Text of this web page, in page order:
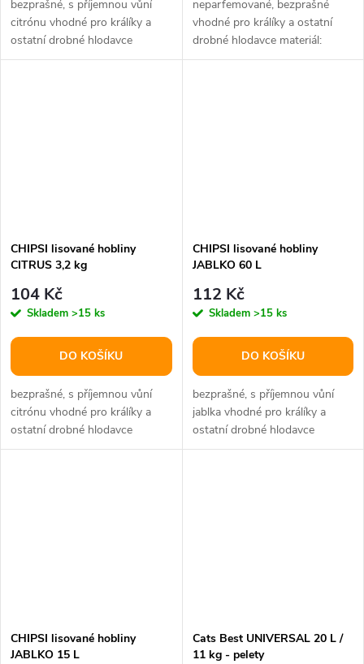
bezprašné, s příjemnou vůní
citrónu vhodné pro králíky a
ostatní drobné hlodavce
materiál: 100% přírodní objem:
neparfemované, bezprašné
vhodné pro králíky a ostatní
drobné hlodavce materiál:
100% přírodní objem: 15 l
CHIPSI lisované hobliny
CITRUS 3,2 kg
104 Kč
Skladem >15 ks
DO KOŠÍKU
bezprašné, s příjemnou vůní
citrónu vhodné pro králíky a
ostatní drobné hlodavce
materiál: 100% přírodní objem:
CHIPSI lisované hobliny
JABLKO 60 L
112 Kč
Skladem >15 ks
DO KOŠÍKU
bezprašné, s příjemnou vůní
jablka vhodné pro králíky a
ostatní drobné hlodavce
materiál: 100% přírodní objem:
CHIPSI lisované hobliny
JABLKO 15 L
Cats Best UNIVERSAL 20 L /
11 kg - pelety